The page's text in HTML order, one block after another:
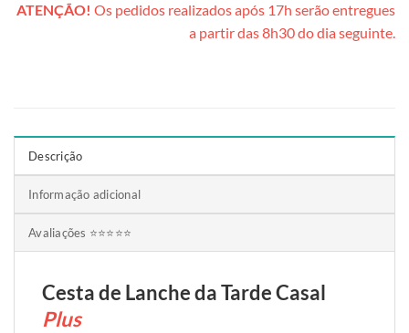
ATENÇÃO! Os pedidos realizados após 17h serão entregues
a partir das 8h30 do dia seguinte.
Descrição
Informação adicional
Avaliações ⭐⭐⭐⭐⭐
Cesta de Lanche da Tarde Casal
Plus